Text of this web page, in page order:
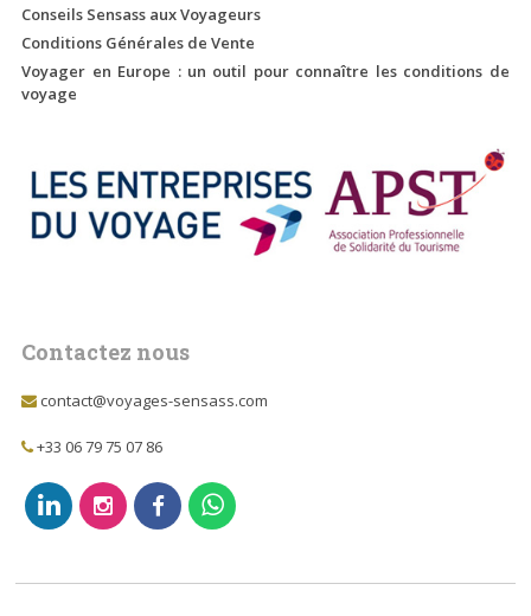
Conseils Sensass aux Voyageurs
Conditions Générales de Vente
Voyager en Europe : un outil pour connaître les conditions de
voyage
Contactez nous
contact@voyages-sensass.com
+33 06 79 75 07 86